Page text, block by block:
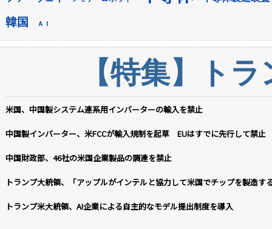
韓国 ＡＩ
【特集】ト
米国、中国製システム連系用インバーターの輸入を禁止
中国製インバーター、米FCCが輸入規制を起草 EUはすでに先行して禁止
中国財政部、46社の米国企業製品の調達を禁止
トランプ大統領、「アップルがインテルと協力して米国でチップを製造す
トランプ米大統領、AI企業による自主的なモデル提出制度を導入